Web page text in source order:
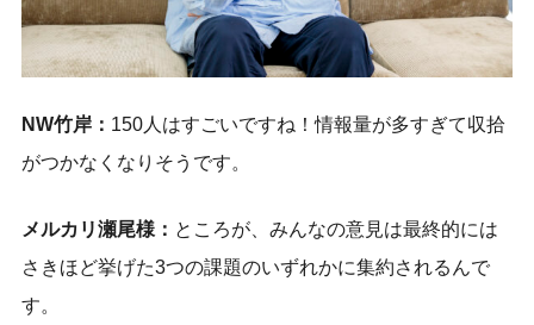
NW竹岸： 150人はすごいですね！情報量が多すぎて収拾
がつかなくなりそうです。
メルカリ瀬尾様： ところが、みんなの意見は最終的には
さきほど挙げた3つの課題のいずれかに集約されるんで
す。